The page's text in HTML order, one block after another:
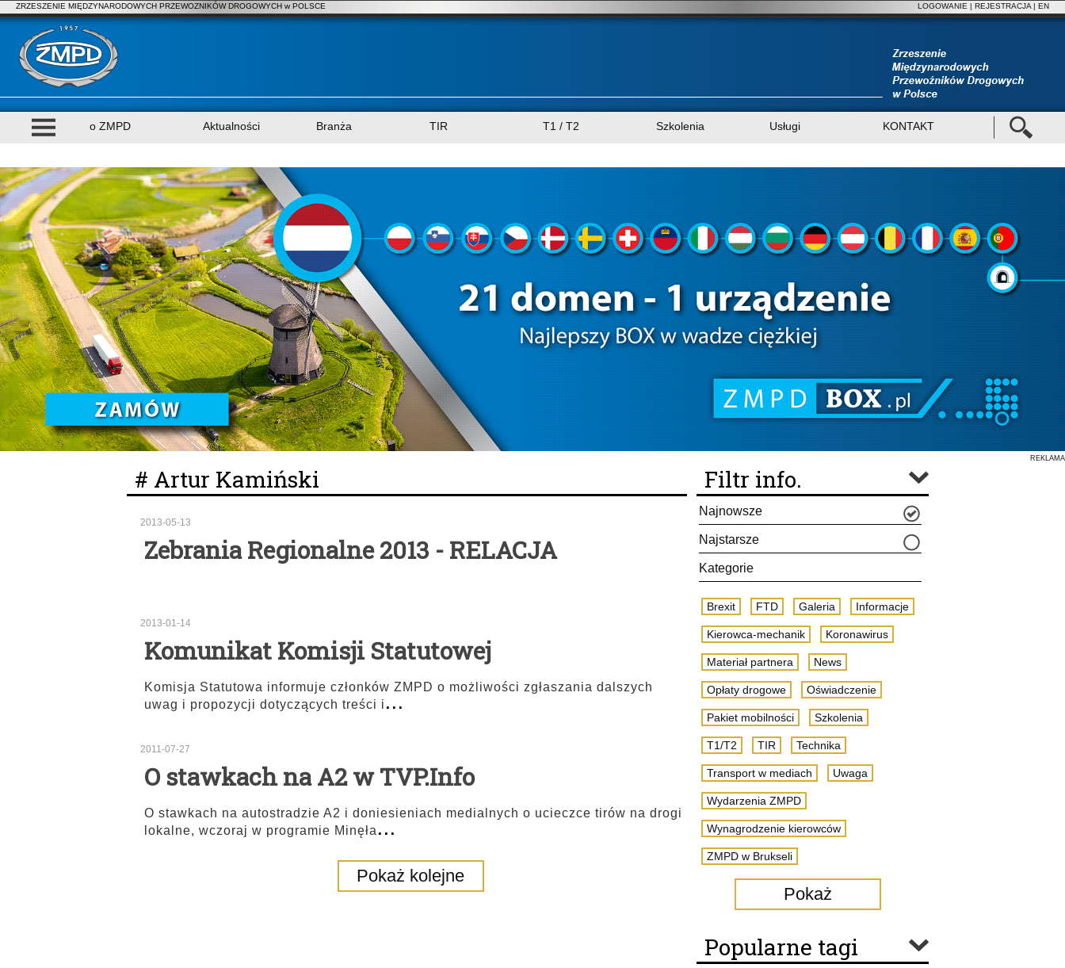
ZRZESZENIE MIĘDZYNARODOWYCH PRZEWOZNIKÓW DROGOWYCH w POLSCE LOGOWANIE | REJESTRACJA | EN
o ZMPD Aktualności Branża TIR T1 / T2 Szkolenia Usługi KONTAKT
REKLAMA
# Artur Kamiński
2013-05-13
Zebrania Regionalne 2013 - RELACJA
2013-01-14
Komunikat Komisji Statutowej
Komisja Statutowa informuje członków ZMPD o możliwości zgłaszania dalszych
uwag i propozycji dotyczących treści i...
2011-07-27
O stawkach na A2 w TVP.Info
O stawkach na autostradzie A2 i doniesieniach medialnych o ucieczce tirów na drogi
lokalne, wczoraj w programie Minęła...
Pokaż kolejne
Filtr info.
Najnowsze
Najstarsze
Kategorie
Brexit FTD Galeria Informacje
Kierowca-mechanik Koronawirus
Materiał partnera News
Opłaty drogowe Oświadczenie
Pakiet mobilności Szkolenia
T1/T2 TIR Technika
Transport w mediach Uwaga
Wydarzenia ZMPD
Wynagrodzenie kierowców
ZMPD w Brukseli
Pokaż
Popularne tagi